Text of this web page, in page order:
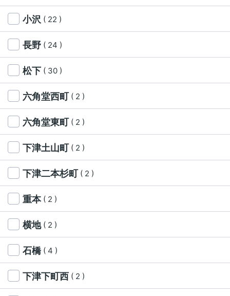
小沢 ( 22 )
長野 ( 24 )
松下 ( 30 )
六角堂西町 ( 2 )
六角堂東町 ( 2 )
下津土山町 ( 2 )
下津二本杉町 ( 2 )
重本 ( 2 )
横地 ( 2 )
石橋 ( 4 )
下津下町西 ( 2 )